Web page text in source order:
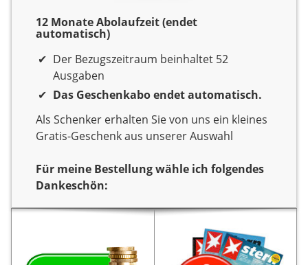
12 Monate Abolaufzeit (endet
automatisch)
Der Bezugszeitraum beinhaltet 52
Ausgaben
Das Geschenkabo endet automatisch.
Als Schenker erhalten Sie von uns ein kleines
Gratis-Geschenk aus unserer Auswahl
Für meine Bestellung wähle ich folgendes
Dankeschön:
Dankeschön
Zeitschrift
HÖRZU mit
Sie verschenken ein Jahr
Lesespaß mit dem Titel
HÖRZU mit Digital Extra.